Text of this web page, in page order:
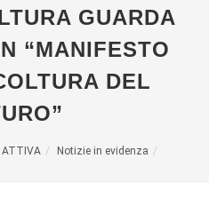
GUARDA
“MANIFESTO
DEL
ATTIVA Notizie in evidenza